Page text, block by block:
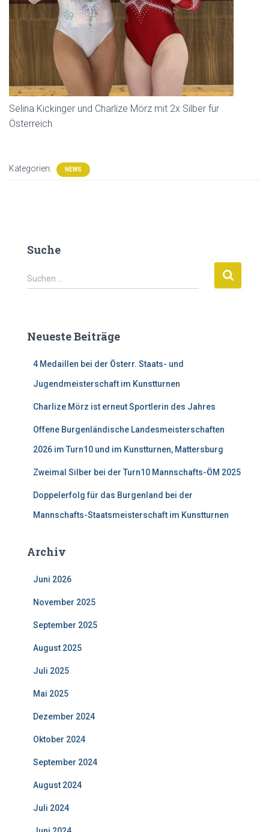
Selina Kickinger und Charlize Mörz mit 2x Silber für
Österreich
Kategorien: NEWS
Suche
S
u
n
Suchen …
Neueste Beiträge
4 Medaillen bei der Österr. Staats- und
Jugendmeisterschaft im Kunstturnen
Charlize Mörz ist erneut Sportlerin des Jahres
Offene Burgenländische Landesmeisterschaften
2026 im Turn10 und im Kunstturnen, Mattersburg
Zweimal Silber bei der Turn10 Mannschafts-ÖM 2025
Doppelerfolg für das Burgenland bei der
Mannschafts-Staatsmeisterschaft im Kunstturnen
Archiv
Juni 2026
November 2025
September 2025
August 2025
Juli 2025
Mai 2025
Dezember 2024
Oktober 2024
September 2024
August 2024
Juli 2024